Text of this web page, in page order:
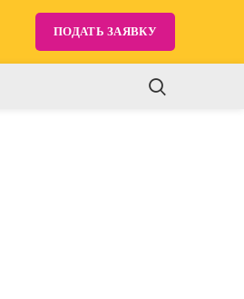
ПОДАТЬ ЗАЯВКУ